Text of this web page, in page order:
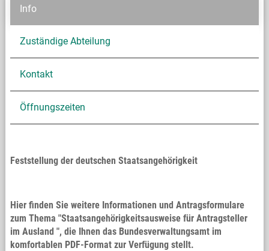
Info
Zuständige Abteilung
Kontakt
Öffnungszeiten
Feststellung der deutschen Staatsangehörigkeit
Hier finden Sie weitere Informationen und Antragsformulare
zum Thema "Staatsangehörigkeitsausweise für Antragsteller
im Ausland ", die Ihnen das Bundesverwaltungsamt im
komfortablen PDF-Format zur Verfügung stellt.